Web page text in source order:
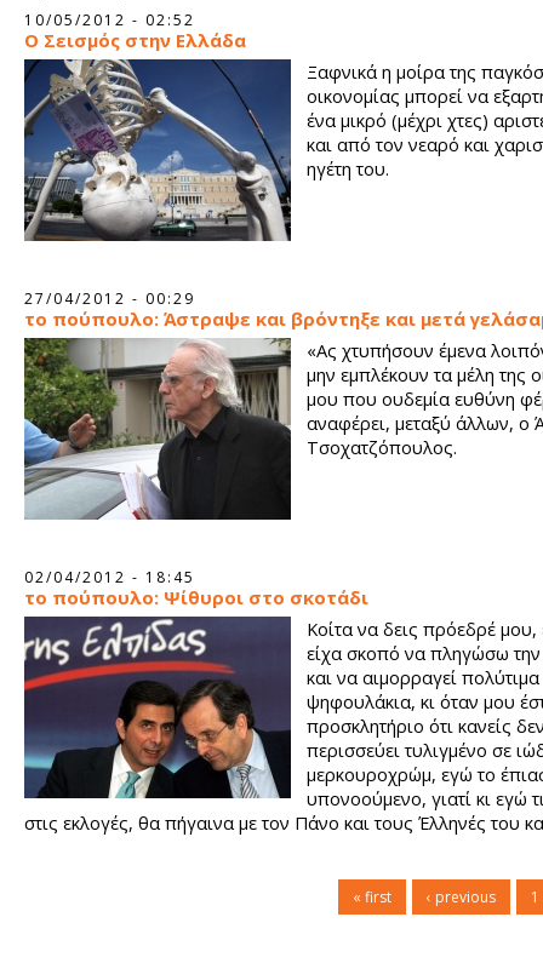
10/05/2012 - 02:52
Ο Σεισμός στην Ελλάδα
Ξαφνικά η μοίρα της
οικονομίας μπορεί να
ένα μικρό (μέχρι χτες)
και από τον νεαρό και
ηγέτη του.
27/04/2012 - 00:29
το πούπουλο: Άστραψε και βρόντηξε και μετά
«Ας χτυπήσουν έμενα
μην εμπλέκουν τα μέλη της
μου που ουδεμία ευθύνη
αναφέρει, μεταξύ άλλων, ο
Τσοχατζόπουλος.
02/04/2012 - 18:45
το πούπουλο: Ψίθυροι στο σκοτάδι
Κοίτα να δεις πρόεδρέ
είχα σκοπό να πληγώσω
και να αιμορραγεί πολύτιμα
ψηφουλάκια, κι όταν μου
προσκλητήριο ότι κανείς
περισσεύει τυλιγμένο σε
μερκουροχρώμ, εγώ το
υπονοούμενο, γιατί κι εγώ
στις εκλογές, θα πήγαινα με τον Πάνο και τους Έλληνές του
« first ‹ previous 1